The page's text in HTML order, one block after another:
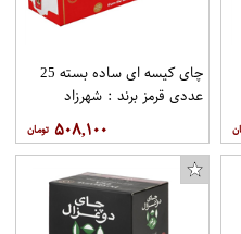
چای کیسه ای ساده بسته 25
عددی قرمز برند : شهرزاد
۵۰۸,۱۰۰